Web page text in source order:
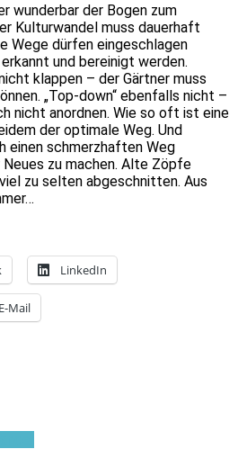
wunderbar der Bogen zum
Kulturwandel muss dauerhaft
Wege dürfen eingeschlagen
und bereinigt werden.
klappen – der Gärtner muss
„Top-down“ ebenfalls nicht –
nicht anordnen. Wie so oft ist eine
der optimale Weg. Und
einen schmerzhaften Weg
zu machen. Alte Zöpfe
zu selten abgeschnitten. Aus
LinkedIn
E-Mail